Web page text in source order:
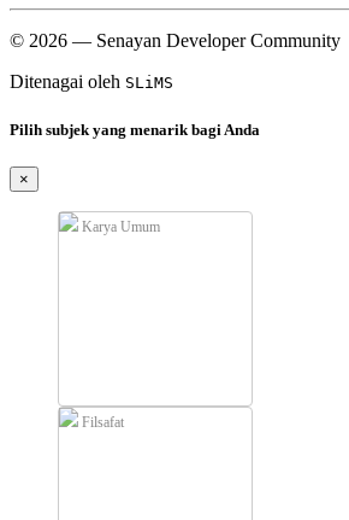
© 2026 — Senayan Developer Community
Ditenagai oleh SLiMS
Pilih subjek yang menarik bagi Anda
×
Karya Umum
Filsafat